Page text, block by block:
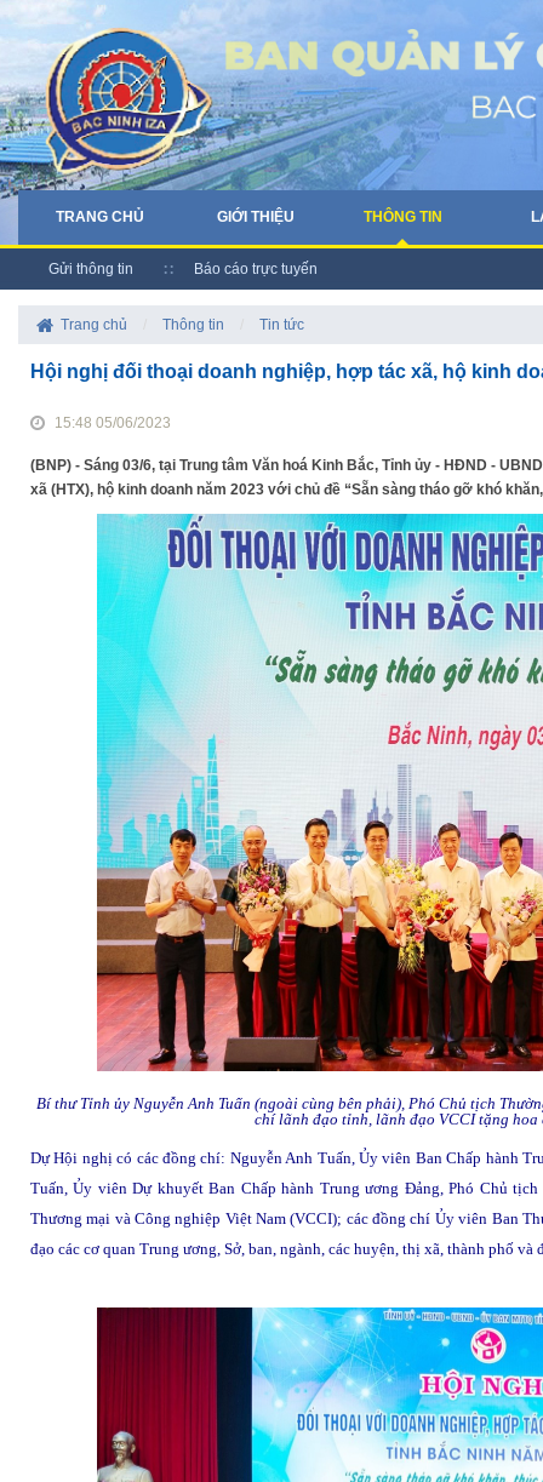
TRANG CHỦ GIỚI THIỆU THÔNG TIN
Gửi thông tin Báo cáo trực tuyến
Trang chủ Thông tin Tin tức
Hội nghị đối thoại doanh nghiệp, hợp tác xã, hộ kinh
15:48 05/06/2023
(BNP) - Sáng 03/6, tại Trung tâm Văn hoá Kinh Bắc, Tỉnh ủy - HĐND -
xã (HTX), hộ kinh doanh năm 2023 với chủ đề “Sẵn sàng tháo gỡ khó
Bí thư Tỉnh ủy Nguyễn Anh Tuấn (ngoài cùng bên phải), Phó Chủ tịch
chí lãnh đạo tỉnh, lãnh đạo VCCI tặng hoa
Dự Hội nghị có các đồng chí: Nguyễn Anh Tuấn, Ủy viên Ban Chấp hành
Tuấn, Ủy viên Dự khuyết Ban Chấp hành Trung ương Đảng, Phó Chủ
Thương mại và Công nghiệp Việt Nam (VCCI); các đồng chí Ủy viên Ban
đạo các cơ quan Trung ương, Sở, ban, ngành, các huyện, thị xã, thành phố